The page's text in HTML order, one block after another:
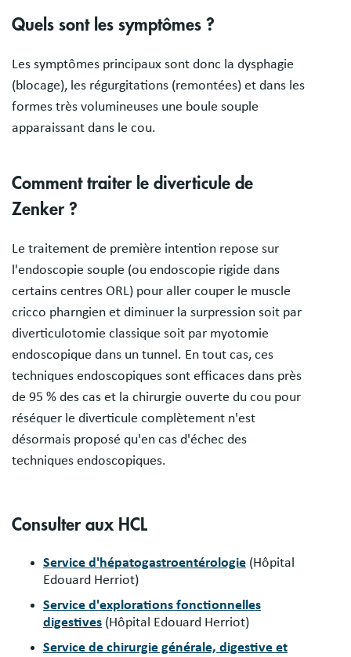
Quels sont les symptômes ?
Les symptômes principaux sont donc la dysphagie
(blocage), les régurgitations (remontées) et dans les
formes très volumineuses une boule souple
apparaissant dans le cou.
Comment traiter le diverticule de
Zenker ?
Le traitement de première intention repose sur
l'endoscopie souple (ou endoscopie rigide dans
certains centres ORL) pour aller couper le muscle
cricco pharngien et diminuer la surpression soit par
diverticulotomie classique soit par myotomie
endoscopique dans un tunnel. En tout cas, ces
techniques endoscopiques sont efficaces dans près
de 95 % des cas et la chirurgie ouverte du cou pour
réséquer le diverticule complètement n'est
désormais proposé qu'en cas d'échec des
techniques endoscopiques.
Consulter aux HCL
Service d'hépatogastroentérologie (Hôpital
Edouard Herriot)
Service d'explorations fonctionnelles
digestives (Hôpital Edouard Herriot)
Service de chirurgie générale, digestive et